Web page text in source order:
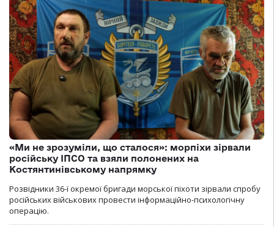
«Ми не зрозуміли, що сталося»: морпіхи зірвали
російську ІПСО та взяли полонених на
Костянтинівському напрямку
Розвідники 36-ї окремої бригади морської піхоти зірвали спробу
російських військових провести інформаційно-психологічну
операцію.